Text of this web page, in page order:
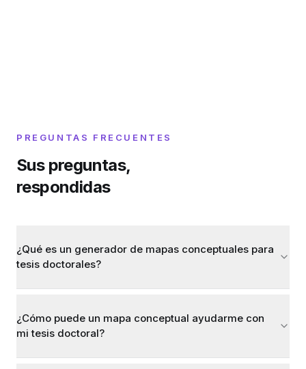
PREGUNTAS FRECUENTES
Sus preguntas,
respondidas
¿Qué es un generador de mapas conceptuales para
tesis doctorales?
¿Cómo puede un mapa conceptual ayudarme con
mi tesis doctoral?